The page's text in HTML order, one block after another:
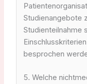
Studienangebote
Studienteilnahme
besprochen
5. Welche